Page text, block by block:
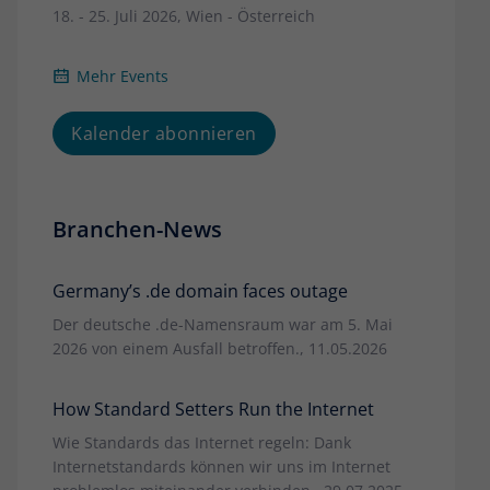
18. - 25. Juli 2026, Wien - Österreich
Mehr Events
Kalender abonnieren
Branchen-News
Germany’s .de domain faces outage
Der deutsche .de-Namensraum war am 5. Mai
2026 von einem Ausfall betroffen., 11.05.2026
How Standard Setters Run the Internet
Wie Standards das Internet regeln: Dank
Internetstandards können wir uns im Internet